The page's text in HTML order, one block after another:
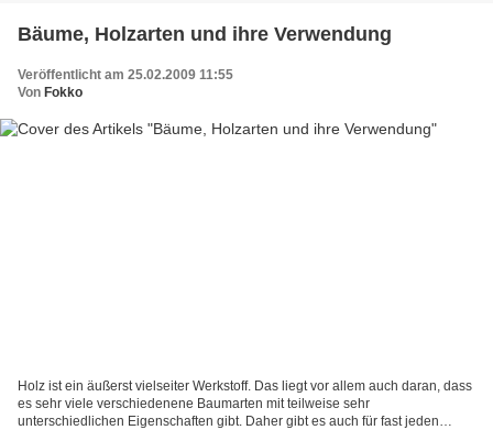
Bäume, Holzarten und ihre Verwendung
Veröffentlicht am 25.02.2009 11:55
Von Fokko
Holz ist ein äußerst vielseiter Werkstoff. Das liegt vor allem auch daran, dass
es sehr viele verschiedenene Baumarten mit teilweise sehr
unterschiedlichen Eigenschaften gibt. Daher gibt es auch für fast jeden